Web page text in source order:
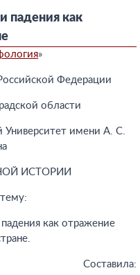
падения как
»
Федерации
области
Университет имени А. С.
ИСТОРИИ
как отражение
Составила: